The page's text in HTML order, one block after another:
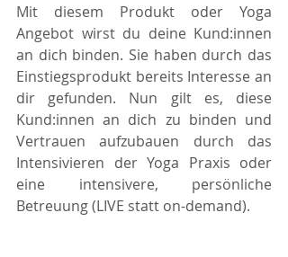
Mit diesem Produkt oder Yoga
Angebot wirst du deine Kund:innen
an dich binden. Sie haben durch das
Einstiegsprodukt bereits Interesse an
dir gefunden. Nun gilt es, diese
Kund:innen an dich zu binden und
Vertrauen aufzubauen durch das
Intensivieren der Yoga Praxis oder
eine intensivere, persönliche
Betreuung (LIVE statt on-demand).